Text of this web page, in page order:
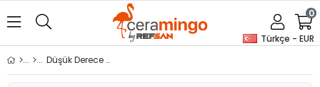
Türkçe - EUR
0
Düşük Derece Sırlar